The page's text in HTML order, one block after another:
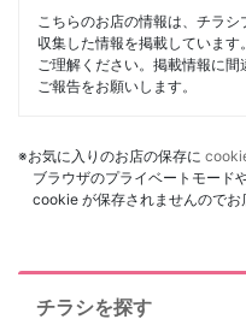
こちらのお店の情報は、チラ
収集した情報を掲載していま
ご理解ください。掲載情報に
ご報告をお願いします。
※お気に入りのお店の保存に
ブラウザのプライベートモード
cookie が保存されませんのでお
チラシを探す